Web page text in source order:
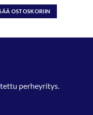
OSTOSKORIIN
perheyritys.